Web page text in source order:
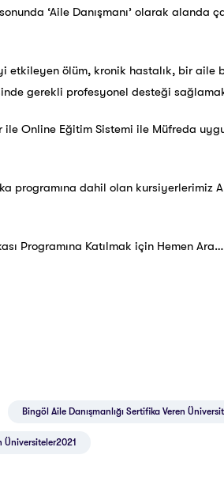
‘Aile Danışmanı’ olarak alanda
ölüm, kronik hastalık, bir aile
gerekli profesyonel desteği
ile Online Eğitim Sistemi ile Müfreda
programına dahil olan kursiyerlerimiz
Programına Katılmak için Hemen
Bingöl Aile Danışmanlığı Sertifika Veren
Üniversiteler2021